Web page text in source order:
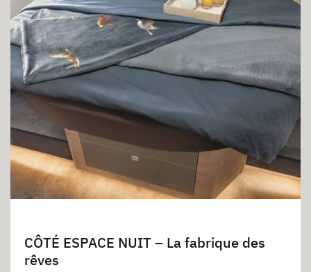
CÔTÉ ESPACE NUIT – La fabrique des
rêves